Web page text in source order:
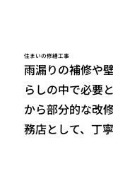
​住まいの修繕工事
雨漏りの補修や
らしの中で必要
から部分的な改
務店として、丁